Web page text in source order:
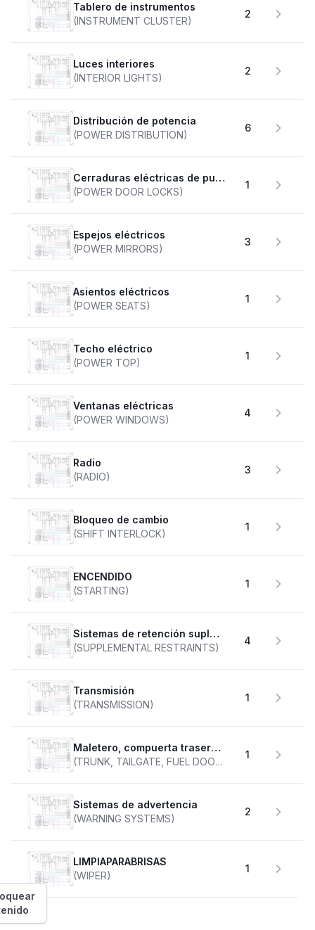
Tablero de instrumentos
(INSTRUMENT CLUSTER)
2
Luces interiores
(INTERIOR LIGHTS)
2
Distribución de potencia
(POWER DISTRIBUTION)
6
Cerraduras eléctricas de puertas
(POWER DOOR LOCKS)
1
Espejos eléctricos
(POWER MIRRORS)
3
Asientos eléctricos
(POWER SEATS)
1
Techo eléctrico
(POWER TOP)
1
Ventanas eléctricas
(POWER WINDOWS)
4
Radio
(RADIO)
3
Bloqueo de cambio
(SHIFT INTERLOCK)
1
ENCENDIDO
(STARTING)
1
Sistemas de retención suplementarios
(SUPPLEMENTAL RESTRAINTS)
4
transmisión
(TRANSMISSION)
1
Maletero, compuerta trasera, tapa de combustible
(TRUNK, TAILGATE, FUEL DOOR)
1
Sistemas de advertencia
(WARNING SYSTEMS)
2
LIMPIAPARABRISAS
(WIPER)
1